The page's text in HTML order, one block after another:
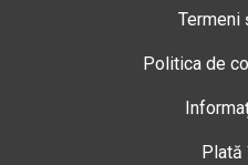
Termeni
Politica de
Plată